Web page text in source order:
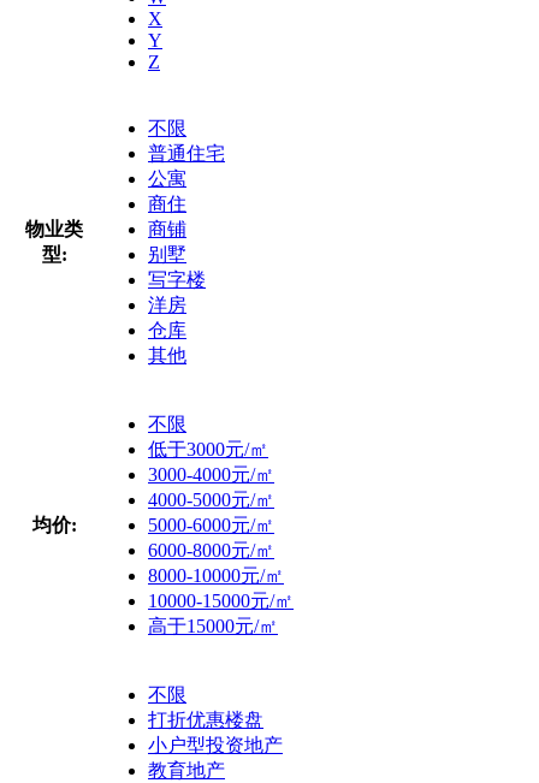
X
Y
Z
物业类
型:
不限
普通住宅
公寓
商住
商铺
别墅
写字楼
洋房
仓库
其他
均价:
不限
低于3000元/㎡
3000-4000元/㎡
4000-5000元/㎡
5000-6000元/㎡
6000-8000元/㎡
8000-10000元/㎡
10000-15000元/㎡
高于15000元/㎡
不限
打折优惠楼盘
小户型投资地产
教育地产